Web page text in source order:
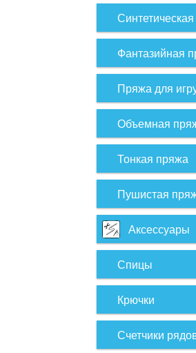
Фантазийная
Пряжа для
Объемная
Тонкая пряжа
Пушистая
Аксессуары
Спицы
Крючки
Счетчики